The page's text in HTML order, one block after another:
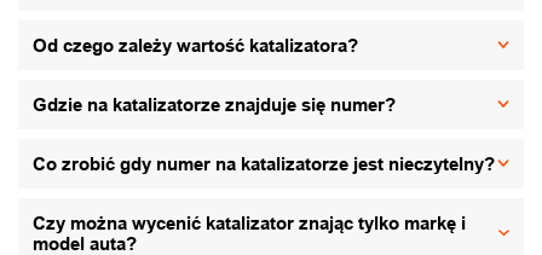
Od czego zależy wartość katalizatora?
Gdzie na katalizatorze znajduje się numer?
Co zrobić gdy numer na katalizatorze jest nieczytelny?
Czy można wycenić katalizator znając tylko markę i
model auta?